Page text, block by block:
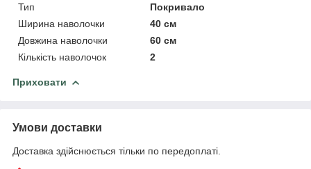
Тип
Покривало
Ширина наволочки
40 см
Довжина наволочки
60 см
Кількість наволочок
2
Приховати
Умови доставки
Доставка здійснюється тільки по передоплаті.